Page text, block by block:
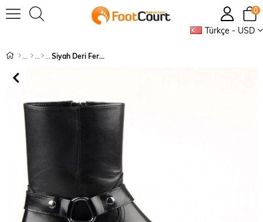
Türkçe - USD
0
Siyah Deri Fermuarlı Chelsea Erkek Bot